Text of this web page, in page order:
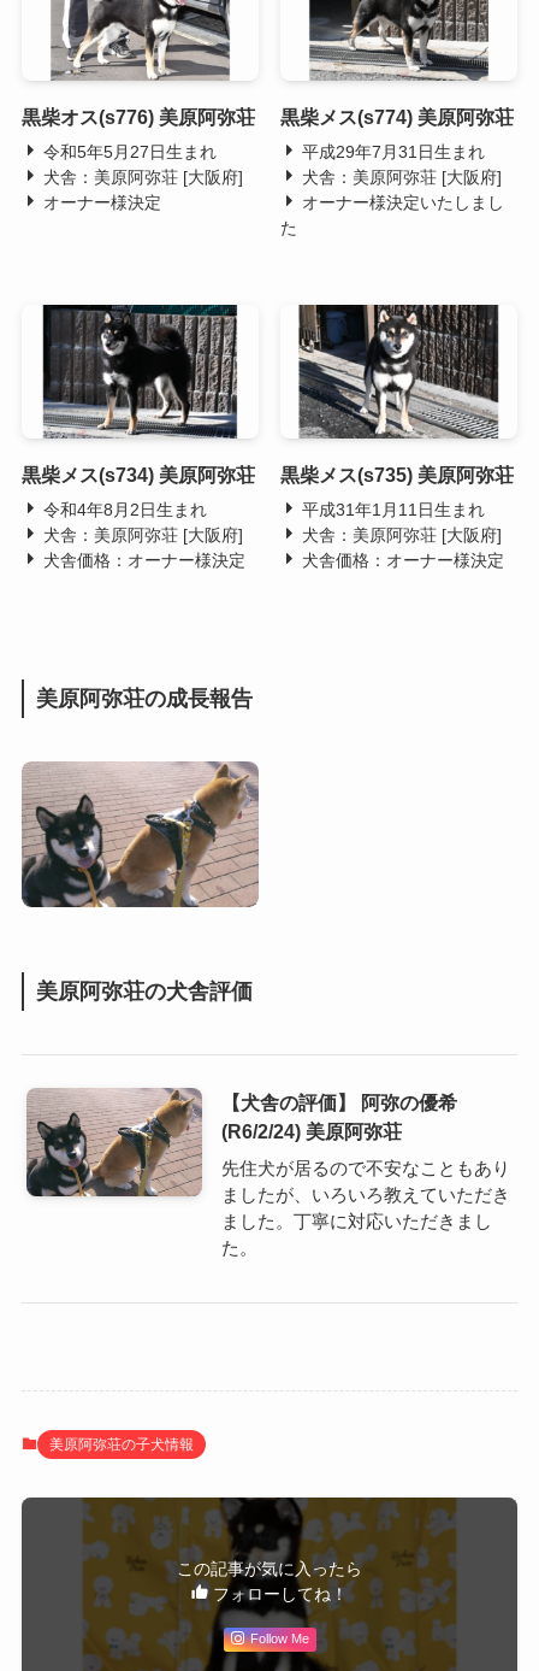
黒柴オス(s776) 美原阿弥荘
令和5年5月27日生まれ
犬舎：美原阿弥荘 [大阪府]
オーナー様決定
黒柴メス(s774) 美原阿弥荘
平成29年7月31日生まれ
犬舎：美原阿弥荘 [大阪府]
オーナー様決定いたしまし
た
黒柴メス(s734) 美原阿弥荘
令和4年8月2日生まれ
犬舎：美原阿弥荘 [大阪府]
犬舎価格：オーナー様決定
黒柴メス(s735) 美原阿弥荘
平成31年1月11日生まれ
犬舎：美原阿弥荘 [大阪府]
犬舎価格：オーナー様決定
美原阿弥荘の成長報告
美原阿弥荘の犬舎評価
【犬舎の評価】 阿弥の優希
(R6/2/24) 美原阿弥荘
先住犬が居るので不安なこともあり
ましたが、いろいろ教えていただき
ました。丁寧に対応いただきまし
た。
美原阿弥荘の子犬情報
この記事が気に入ったら
フォローしてね！
Follow Me